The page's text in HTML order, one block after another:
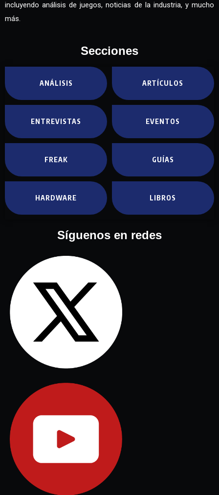
incluyendo análisis de juegos, noticias de la industria, y mucho
más.
Secciones
ANÁLISIS ARTÍCULOS
ENTREVISTAS EVENTOS
FREAK GUÍAS
HARDWARE LIBROS
Síguenos en redes